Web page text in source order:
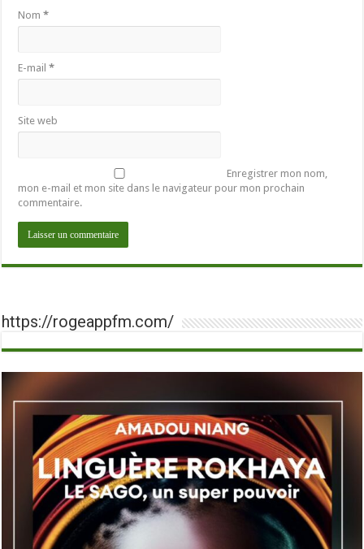
Nom*
E-mail*
Site web
Enregistrer mon nom,
mon e-mail et mon site dans le navigateur pour mon prochain
commentaire.
https://rogeappfm.com/